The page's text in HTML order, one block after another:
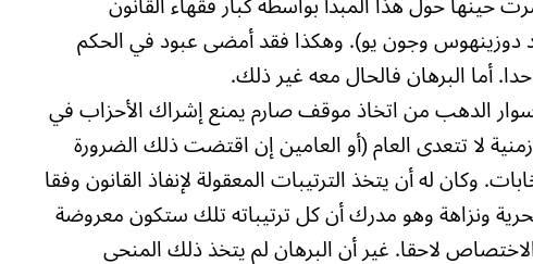
دوزينهوس وجون يو). وهكذا فقد أمضى عبود في الحكم
البرهان فالحال معه غير ذلك.
سوار الدهب من اتخاذ موقف صارم يمنع إشراك الأحزاب في
لا تتعدى العام (أو العامين إن اقتضت ذلك الضرورة
وكان له أن يتخذ الترتيبات المعقولة لإنفاذ القانون وفقا
ونزاهة وهو مدرك أن كل ترتيباته تلك ستكون معروضة
لاحقا. غير أن البرهان لم يتخذ ذلك المنحى